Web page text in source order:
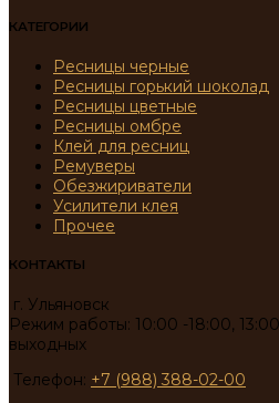
КАТЕГОРИИ
Ресницы черные
Ресницы горький шоколад
Ресницы цветные
Ресницы омбре
Клей для ресниц
Ремуверы
Обезжириватели
Усилители клея
Прочее
КОНТАКТЫ
г. Ульяновск
Режим работы: 10:00 -18:00,
выходных
Телефон: +7 (988) 388-02-00